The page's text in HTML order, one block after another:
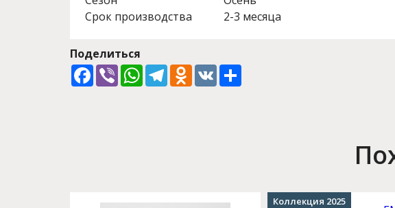
Срок производства
2-3 месяца
Поделиться
Facebook
ViberWhatsApp
TelegramOdnoklassniki
VK
Коллекция 2025